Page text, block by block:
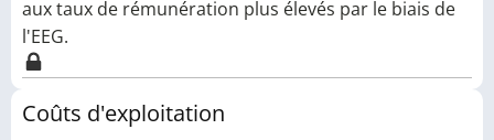
aux taux de rémunération plus élevés par le biais de
l'EEG.
Coûts d'exploitation